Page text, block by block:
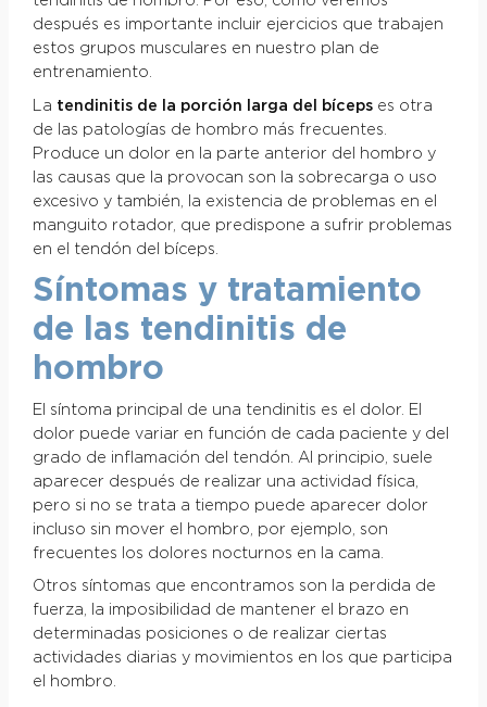
después es importante incluir ejercicios que trabajen
estos grupos musculares en nuestro plan de
entrenamiento.
La tendinitis de la porción larga del bícepses otra
de las patologías de hombro más frecuentes.
Produce un dolor en la parte anterior del hombro y
las causas que la provocan son la sobrecarga o uso
excesivo y también, la existencia de problemas en el
manguito rotador, que predispone a sufrir problemas
en el tendón del bíceps.
Síntomas y tratamiento
de las tendinitis de
hombro
El síntoma principal de una tendinitis es el dolor. El
dolor puede variar en función de cada paciente y del
grado de inflamación del tendón. Al principio, suele
aparecer después de realizar una actividad física,
pero si no se trata a tiempo puede aparecer dolor
incluso sin mover el hombro, por ejemplo, son
frecuentes los dolores nocturnos en la cama.
Otros síntomas que encontramos son la perdida de
fuerza, la imposibilidad de mantener el brazo en
determinadas posiciones o de realizar ciertas
actividades diarias y movimientos en los que participa
el hombro.